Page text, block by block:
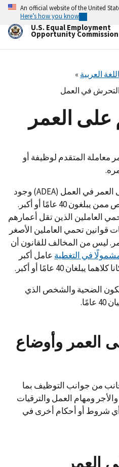
تجاوز
المحتوى
الرئيسي
An official website of the United
Here’s how you know
U.S. Equal Employment
Opportunity Commission
العربية
التحرش في العمل
على العمر
معاملة المتقدم لوظيفة أو
يحظر قانون التمييز القائم على العمر في العمل (ADEA) وجود
تمييز بسبب العمر ضد الأشخاص ممن يبلغون 40 عامًا أو أكبر.
العاملين الذين تقل أعمارهم
قوانين تحمي العاملين الأصغر
ليس من المخالف للقانون أن
في التغطية عامل أكبر
40 عامًا أو أكبر.
الضحية والشخص الذي
العمر وأوضاع
من جوانب التوظيف بما
ومهام العمل والترقيات
وأي شروط أو أحكام أخرى في